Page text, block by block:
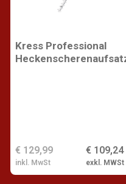
Kress Professional
€ 109,24
exkl. MWSt
€ 129,99
inkl. MwSt